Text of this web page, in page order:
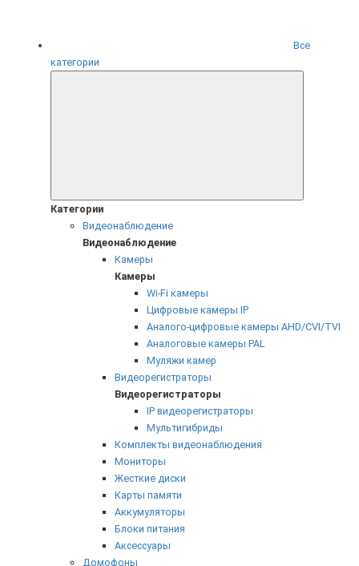
Все
категории
Категории
Видеонаблюдение
Видеонаблюдение
Камеры
Камеры
Wi-Fi камеры
Цифровые камеры IP
Аналого-цифровые камеры AHD/CVI/TVI
Аналоговые камеры PAL
Муляжи камер
Видеорегистраторы
Видеорегистраторы
IP видеорегистраторы
Мультигибриды
Комплекты видеонаблюдения
Мониторы
Жесткие диски
Карты памяти
Аккумуляторы
Блоки питания
Аксессуары
Домофоны